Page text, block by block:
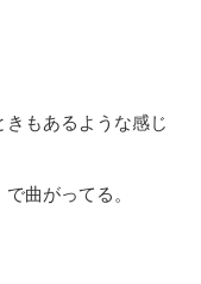
もあるような感じ
曲がってる。